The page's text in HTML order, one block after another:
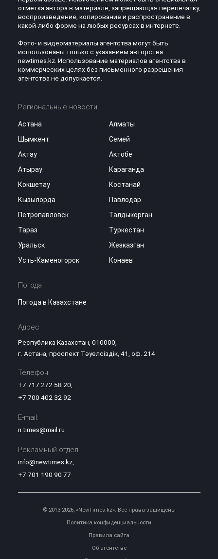
отметка автора в материале, запрещающая перепечатку,
воспроизведение, копирование и распространение в
какой-либо форме на любых ресурсах в интернете.
Фото- и видеоматериалы агентства могут быть
использованы только с указанием авторства
newtimes.kz. Использование материалов агентства в
коммерческих целях без письменного разрешения
агентства не допускается.
Региональные новости
Астана
Алматы
Шымкент
Семей
Актау
Актобе
Атырау
Караганда
Кокшетау
Костанай
Кызылорда
Павлодар
Петропавловск
Талдыкорган
Тараз
Туркестан
Уральск
Жезказган
Усть-Каменогорск
Конаев
Погода
Погода в Казахстане
Адрес:
Республика Казахстан, 010000,
г. Астана, проспект Тәуелсіздік, 41, оф. 214
Телефон:
+7 717 272 58 20
+7 700 402 32 92
E-mail:
n.times@mail.ru
Рекламный отдел:
info@newtimes.kz,
+7 701 190 90 77
© 2013-2026, «NewTimes.kz». Все права защищены
Политика конфиденциальности
Правила сайта
Об агентстве